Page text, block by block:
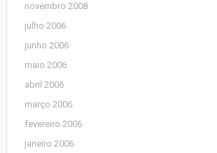
novembro 2008
julho 2006
junho 2006
maio 2006
abril 2006
março 2006
fevereiro 2006
janeiro 2006